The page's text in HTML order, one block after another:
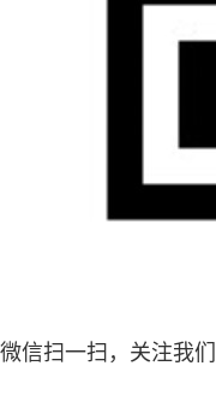
微信扫一扫，关注我们